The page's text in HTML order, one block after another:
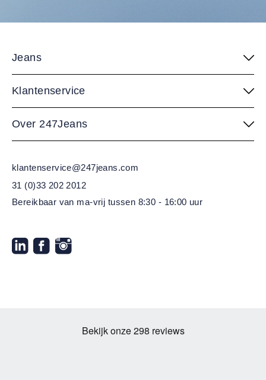
Jeans
Klantenservice
Over 247Jeans
klantenservice@247jeans.com
31 (0)33 202 2012
Bereikbaar van ma-vrij tussen 8:30 - 16:00 uur